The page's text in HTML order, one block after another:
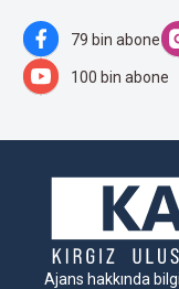
79 bin abone
100 bin abone
Ajans hakkında